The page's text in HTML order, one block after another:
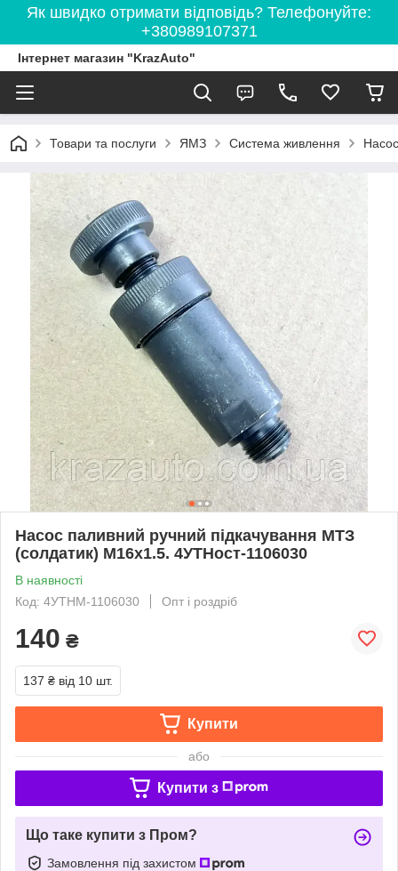
Як швидко отримати відповідь? Телефонуйте:
+380989107371
Інтернет магазин "KrazAuto"
Товари та послуги ЯМЗ Система живлення
Насос паливний ручний підкачування МТЗ
(солдатик) М16х1.5. 4УТНост-1106030
В наявності
Код: 4УТНМ-1106030
Опт і роздріб
140 ₴
137 ₴ від 10 шт.
Купити
або
Купити з
Що таке купити з Пром?
Замовлення під захистом